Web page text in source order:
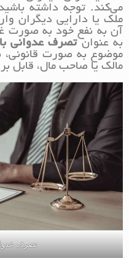
می‌کند. توجه داشته
ملک یا دارایی دیگران
آن به نفع خود به صورت
به عنوانتصرف عدوانی با
موضوع به صورت
مالک یا صاحب مال، قابل
تصرف